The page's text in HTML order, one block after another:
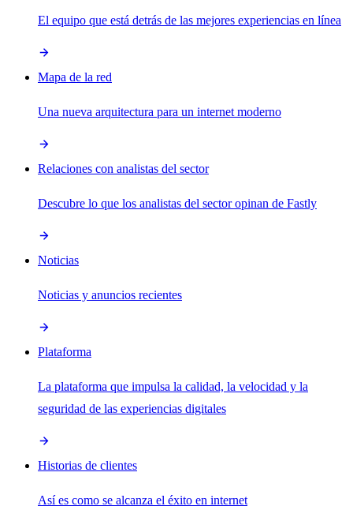
El equipo que está detrás de las mejores experiencias en línea
Mapa de la red
Una nueva arquitectura para un internet moderno
Relaciones con analistas del sector
Descubre lo que los analistas del sector opinan de Fastly
Noticias
Noticias y anuncios recientes
Plataforma
La plataforma que impulsa la calidad, la velocidad y la
seguridad de las experiencias digitales
Historias de clientes
Así es como se alcanza el éxito en internet